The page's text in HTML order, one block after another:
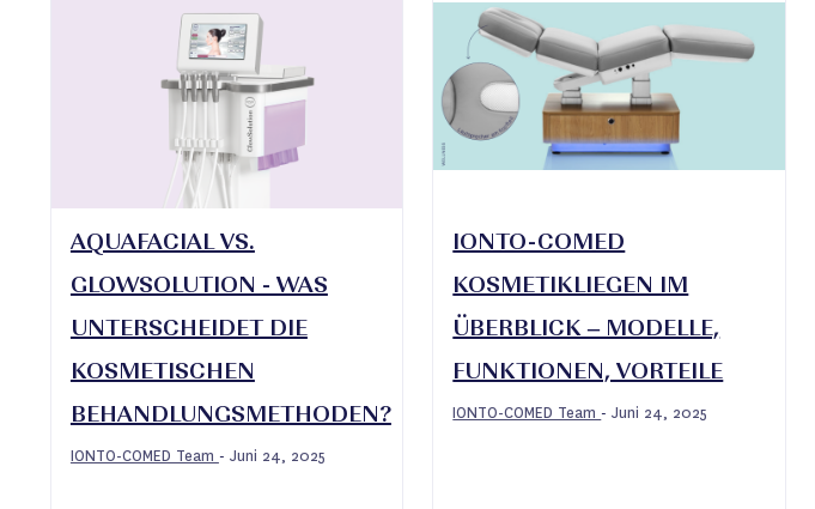
AQUAFACIAL VS.
GLOWSOLUTION - WAS
UNTERSCHEIDET DIE
KOSMETISCHEN
BEHANDLUNGSMETHODEN?
IONTO-COMED Team - Juni 24, 2025
IONTO-COMED
KOSMETIKLIEGEN IM
ÜBERBLICK – MODELLE,
FUNKTIONEN, VORTEILE
IONTO-COMED Team - Juni 24, 2025